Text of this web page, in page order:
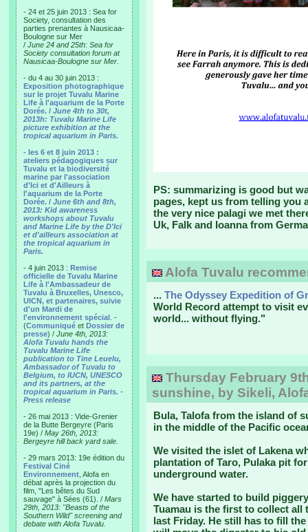
- 24 et 25 juin 2013 : Sea for
Society, consultation des
parties prenantes à Nausicaa-
Boulogne sur Mer
/ June 24 and 25th: Sea for
Society consultation forum at
Nausicaa-Boulogne sur Mer.
- du 4 au 30 juin 2013 :
Exposition photographique
sur le projet Tuvalu Marine
Life à l'aquarium de la Porte
Dorée. / June 4th to 30t,
2013h: Tuvalu Marine Life
picture exhibition at the
tropical aquarium in Paris.
- les 6 et 8 juin 2013 :
ateliers pédagogiques sur
Tuvalu et la biodiversité
marine par l'association
d'Ici et d'Ailleurs à
l'aquarium de la Porte
Dorée. / June 6th and 8th,
2013: Kid awareness
workshops about Tuvalu
and Marine Life by the D'Ici
et d'ailleurs association at
the tropical aquarium in
Paris.
- 4 juin 2013 : Remise
officielle de Tuvalu Marine
Life à l'Ambassadeur de
Tuvalu à Bruxelles, Unesco,
UICN, et partenaires, suivie
d'un Mardi de
l'environnement spécial . -
(Communiqué et Dossier de
presse) / June 4th, 2013:
Alofa Tuvalu hands the
Tuvalu Marine Life
publication to Tine Leuelu,
Ambassador of Tuvalu to
Belgium, to IUCN, UNESCO
and its partners, at the
tropical aquarium in Paris. -
Press release
- 26 mai 2013 : Vide-Grenier
de la Butte Bergeyre (Paris
19e) / May 26th, 2013:
Bergeyre hill back yard sale.
- 29 mars 2013: 19e édition du
Festival Ciné
Environnement , Alofa en
débat après la projection du
film, "Les bêtes du Sud
sauvage" à Sées (61). / Mars
29th, 2013: "Beasts of the
Southern Wild" screening and
debate with Alofa Tuvalu.
PS: summarizing is good but
pages, kept us from telling you
the very nice palagi we met
Uk, Falk and Ioanna from
Alofa Tuvalu
... The Odyssey Expedition of
World Record attempt to visit
world... without flying."
Thursday February
sunshine, by Sikeli,
Bula, Talofa from the island of
in the middle of the Pacific
We visited the islet of Lakena
plantation of Taro, Pulaka pit
underground water.
We have started to build
Tuamau is the first to collect all
last Friday. He still has to fill